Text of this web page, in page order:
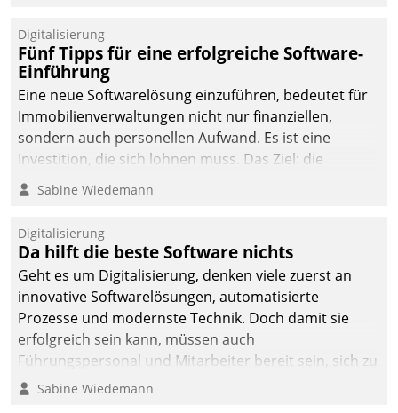
Digitalisierung
Fünf Tipps für eine erfolgreiche Software-
Einführung
Eine neue Softwarelösung einzuführen, bedeutet für
Immobilienverwaltungen nicht nur finanziellen,
sondern auch personellen Aufwand. Es ist eine
Investition, die sich lohnen muss. Das Ziel: die
nachhaltige Optimierung der Geschäftsabläufe. Damit
dieses Ziel erreicht wird, sollten einige Grundregeln
Sabine Wiedemann
Digitalisierung
Da hilft die beste Software nichts
Geht es um Digitalisierung, denken viele zuerst an
innovative Softwarelösungen, automatisierte
Prozesse und modernste Technik. Doch damit sie
erfolgreich sein kann, müssen auch
Führungspersonal und Mitarbeiter bereit sein, sich zu
verändern und anzupassen, sonst werden sie an ihr
Sabine Wiedemann